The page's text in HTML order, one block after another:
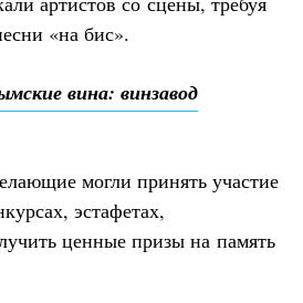
«на бис».
вина: винзавод
могли принять участие
эстафетах,
ценные призы на память